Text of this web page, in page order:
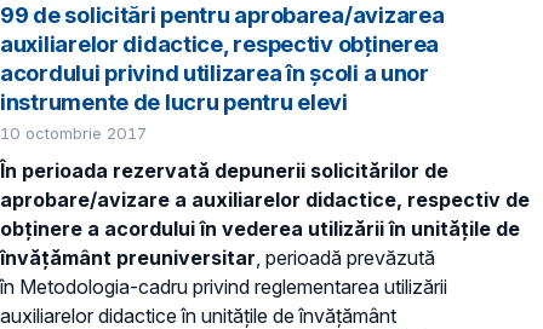
99 de solicitări pentru aprobarea/avizarea
auxiliarelor didactice, respectiv obținerea
acordului privind utilizarea în școli a unor
instrumente de lucru pentru elevi
10 octombrie 2017
În perioada rezervată depunerii solicitărilor de
aprobare/avizare a auxiliarelor didactice, respectiv de
obținere a acordului în vederea utilizării în unitățile de
învățământ preuniversitar , perioadă prevăzută
în Metodologia-cadru privind reglementarea utilizării
auxiliarelor didactice în unitățile de învățământ